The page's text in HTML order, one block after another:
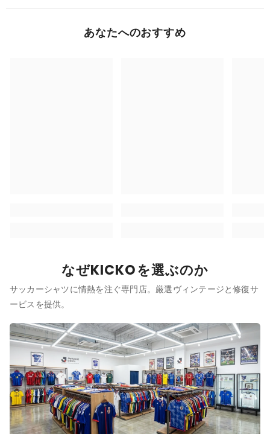
あなたへのおすすめ
なぜKICKOを選ぶのか
サッカーシャツに情熱を注ぐ専門店。厳選ヴィンテージと修復サ
ービスを提供。